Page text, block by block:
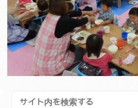
サイト内を検索する